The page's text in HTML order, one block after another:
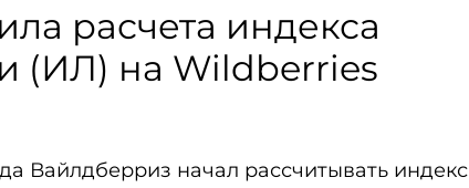
расчета индекса
(ИЛ) на Wildberries
Вайлдберриз начал рассчитывать индекс